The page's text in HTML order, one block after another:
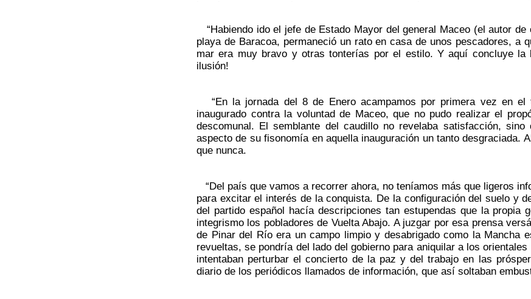
“Habiendo ido el jefe de Estado Mayor del general Maceo (el autor
playa de Baracoa, permaneció un rato en casa de unos pescadores, a
mar era muy bravo y otras tonterías por el estilo. Y aquí concluye
ilusión!
“En la jornada del 8 de Enero acampamos por primera vez en
inaugurado contra la voluntad de Maceo, que no pudo realizar el
descomunal. El semblante del caudillo no revelaba satisfacción,
aspecto de su fisonomía en aquella inauguración un tanto
que nunca.
“Del país que vamos a recorrer ahora, no teníamos más que ligeros
para excitar el interés de la conquista. De la configuración del suelo y
del partido español hacía descripciones tan estupendas que la propia
integrismo los pobladores de Vuelta Abajo. A juzgar por esa prensa
de Pinar del Río era un campo limpio y desabrigado como la Mancha
revueltas, se pondría del lado del gobierno para aniquilar a los
intentaban perturbar el concierto de la paz y del trabajo en las
diario de los periódicos llamados de información, que así soltaban